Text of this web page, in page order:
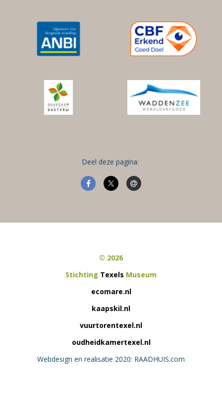
Deel deze pagina:
© 2026
Stichting Texels Museum
ecomare.nl
kaapskil.nl
vuurtorentexel.nl
oudheidkamertexel.nl
Webdesign en realisatie 2020: RAADHUIS.com